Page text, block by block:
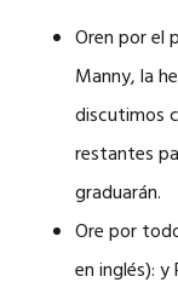
Oren por el
Manny, la
discutimos
restantes
graduarán.
Ore por
en inglés):